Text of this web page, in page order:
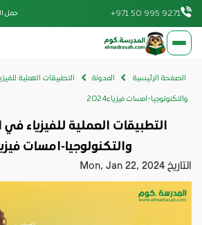
App Store
Play حمل +971 50 995 9271
home
الصفحة الرئيسية المدونة التطبيقات العملية
والتكنولوجيا-امسات فيزياء2024
التطبيقات العملية للفيزياء في
والتكنولوجيا-امسات
التاريخ Mon, Jan 22, 2024